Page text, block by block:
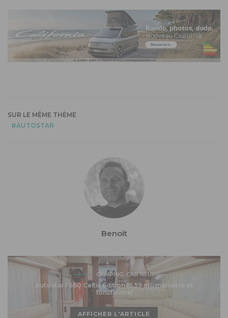
SUR LE MÊME THÈME
AUTOSTAR
Benoit
CAMPING-CAR NEUF
Autostar I 660 Celtic Edition (6,59 m), maniable et
fonctionnel
AFFICHER L'ARTICLE